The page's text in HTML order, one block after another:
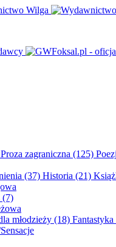
Proza zagraniczna (125)
(37) Historia (21)
(7)
młodzieży (18) Fantastyka